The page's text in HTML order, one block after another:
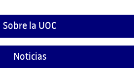
Sobre la UOC
Noticias